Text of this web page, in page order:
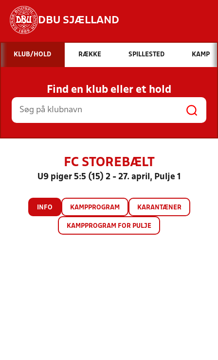
DBU SJÆLLAND
Hvad vil du søge efter?
INDHOLD OG NYHEDER
STILLINGER, RESULTATER, KLUBBER OG
HOLD
KLUB/HOLD RÆKKE SPILLESTED KAMP
Find en klub eller et hold
FC STOREBÆLT
U9 piger 5:5 (15) 2 - 27. april, Pulje 1
INFO KAMPPROGRAM KARANTÆNER
KAMPPROGRAM FOR PULJE